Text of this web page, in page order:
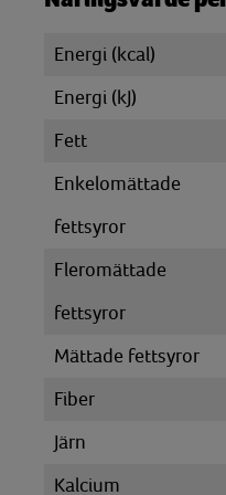
Energi (kcal)
Energi (kJ)
Fett
Enkelomättade
fettsyror
Fleromättade
fettsyror
Mättade fettsyror
Fiber
Järn
Kalcium